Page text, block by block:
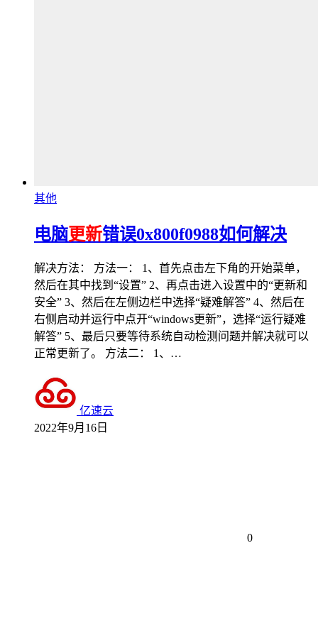
其他
电脑更新错误0x800f0988如何解决
解决方法： 方法一： 1、首先点击左下角的开始菜单，
然后在其中找到“设置” 2、再点击进入设置中的“更新和
安全” 3、然后在左侧边栏中选择“疑难解答” 4、然后在
右侧启动并运行中点开“windows更新”，选择“运行疑难
解答” 5、最后只要等待系统自动检测问题并解决就可以
正常更新了。 方法二： 1、…
亿速云
2022年9月16日
0